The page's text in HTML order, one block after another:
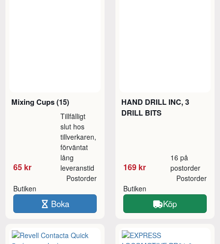
Mixing Cups (15)
65 kr
Tillfälligt
slut hos
tillverkaren,
förväntat
lång
leveranstid
Butiken
Postorder
Boka
HAND DRILL INC, 3
DRILL BITS
169 kr
16 på
postorder
Butiken
Postorder
Köp